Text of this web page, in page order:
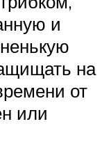
и
на
от
или